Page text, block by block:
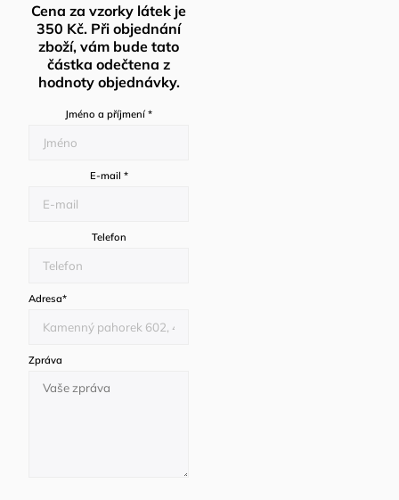
Cena za vzorky látek je
350 Kč. Při objednání
zboží, vám bude tato
částka odečtena z
hodnoty objednávky.
Jméno a příjmení *
E-mail *
Telefon
Adresa*
Zpráva